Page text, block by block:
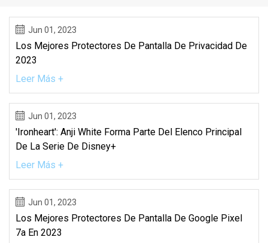
Jun 01, 2023
Los Mejores Protectores De Pantalla De Privacidad De
2023
Leer Más +
Jun 01, 2023
'Ironheart': Anji White Forma Parte Del Elenco Principal
De La Serie De Disney+
Leer Más +
Jun 01, 2023
Los Mejores Protectores De Pantalla De Google Pixel
7a En 2023